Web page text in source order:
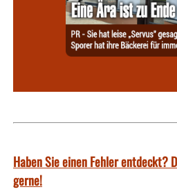
Haben Sie einen Fehler entdeckt?
gerne!